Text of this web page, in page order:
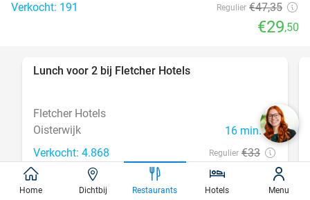
Verkocht: 191 Regulier €47,35
€29,50
Lunch voor 2 bij Fletcher Hotels
Fletcher Hotels
Oisterwijk
16 min.directions_car
Verkocht: 4.868 Regulier €33
,90
Home Dichtbij Restaurants Hotels Menu